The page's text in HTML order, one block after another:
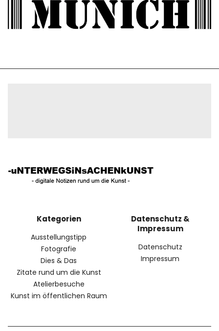
Kategorien
Ausstellungstipp
Fotografie
Dies & Das
Zitate rund um die Kunst
Atelierbesuche
Kunst im öffentlichen Raum
Datenschutz &
Impressum
Datenschutz
Impressum